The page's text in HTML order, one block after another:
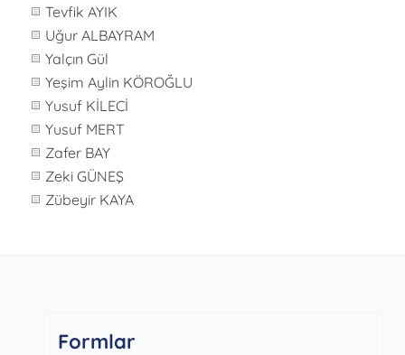
Tevfik AYIK
Uğur ALBAYRAM
Yalçın Gül
Yeşim Aylin KÖROĞLU
Yusuf KİLECİ
Yusuf MERT
Zafer BAY
Zeki GÜNEŞ
Zübeyir KAYA
Formlar